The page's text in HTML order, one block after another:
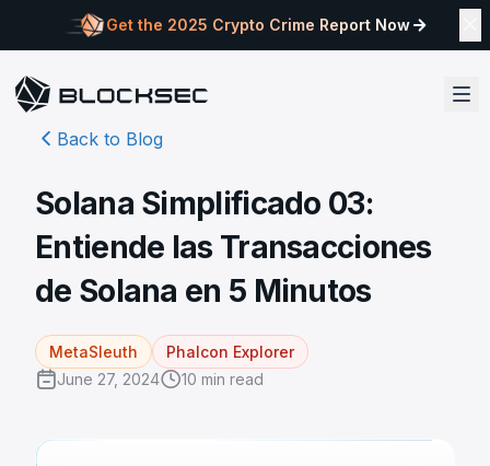
Get the 2025 Crypto Crime Report Now
Back to Blog
Solana Simplificado 03:
Entiende las Transacciones
de Solana en 5 Minutos
MetaSleuth
Phalcon Explorer
June 27, 2024
10 min read